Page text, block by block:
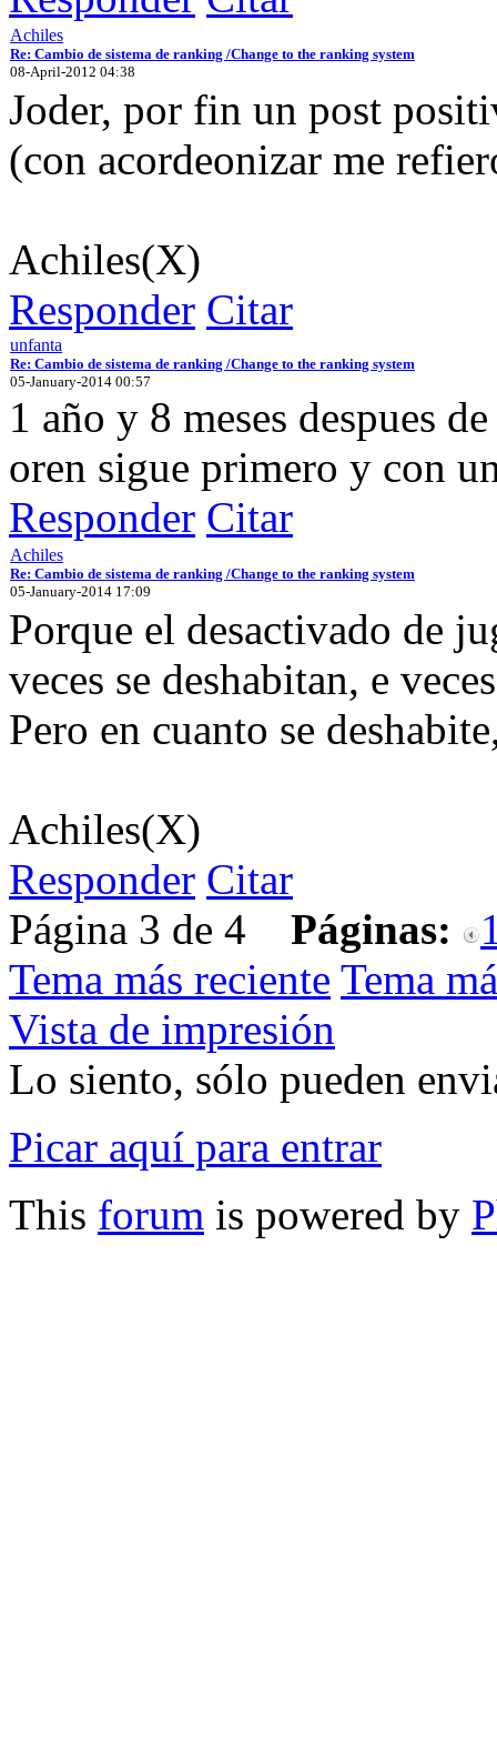
Achiles
Re: Cambio de sistema de ranking /Change to the ranking system
08-April-2012 04:38
Joder, por fin un post
(con acordeonizar me
Achiles(X)
Responder Citar
unfanta
Re: Cambio de sistema de ranking /Change to the ranking system
05-January-2014 00:57
1 año y 8 meses despues
oren sigue primero y con
Responder Citar
Achiles
Re: Cambio de sistema de ranking /Change to the ranking system
05-January-2014 17:09
Porque el desactivado de
veces se deshabitan, e
Pero en cuanto se
Achiles(X)
Responder Citar
Página 3 de 4 Páginas:
Tema más reciente Tema
Vista de impresión
Lo siento, sólo pueden
Picar aquí para entrar
This forum is powered by